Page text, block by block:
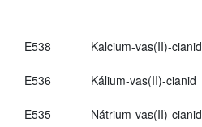
E538 Kalcium-vas(II)-cianid
E536
Kálium-vas(II)-cianid
E535
Nátrium-vas(II)-cianid